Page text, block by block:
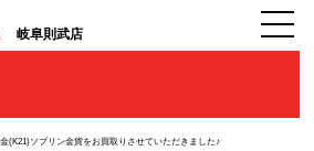
岐阜則武店
(K21)ソブリン金貨をお買取りさせていただきました♪